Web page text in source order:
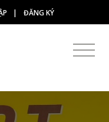
| ĐĂNG KÝ